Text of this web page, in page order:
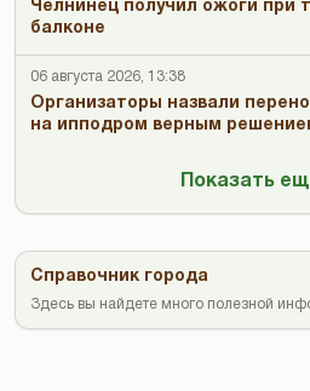
Челнинец получил ожоги при
балконе
06 августа 2026, 13:38
Организаторы назвали
на ипподром верным
Показать
Справочник города
Здесь вы найдете много полезной